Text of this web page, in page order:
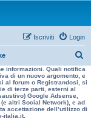
Login
Iscriviti
e
r
a
informazioni. Quali notifica
di un nuovo argomento, e
al forum o Registrandosi, si
di terze parti, esterni al
Google Adsense,
altri Social Network), e ad
accettazione dell’utilizzo di
italia.it.